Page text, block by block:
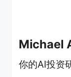
Michael
你的AI投资